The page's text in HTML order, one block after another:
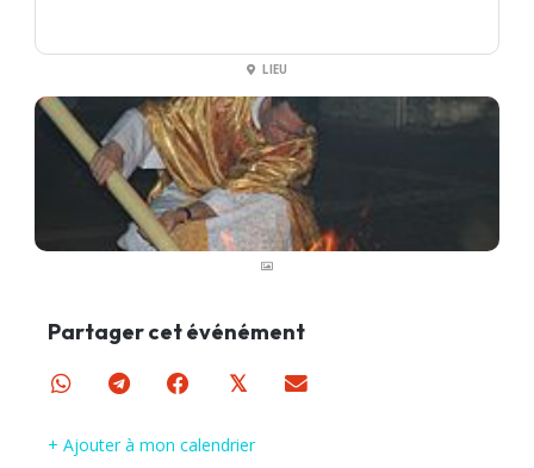
LIEU
Partager cet événément
𝕏
+ Ajouter à mon calendrier